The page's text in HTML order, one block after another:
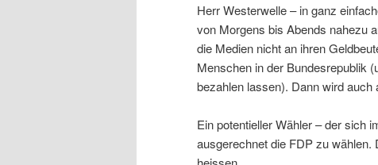
Herr Westerwelle – in ganz
von Morgens bis Abends nahezu
die Medien nicht an ihren
Menschen in der Bundesrepublik
bezahlen lassen). Dann wird
Ein potentieller Wähler – der sich
ausgerechnet die FDP zu